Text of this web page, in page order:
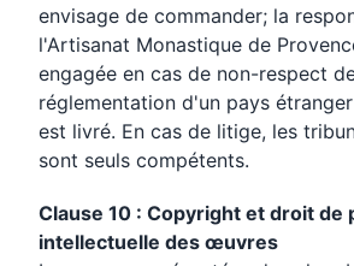
envisage de commander; la
l'Artisanat Monastique de
engagée en cas de non-respect
réglementation d'un pays
est livré. En cas de litige, les
sont seuls compétents.
Clause 10 : Copyright et droit de
intellectuelle des œuvres